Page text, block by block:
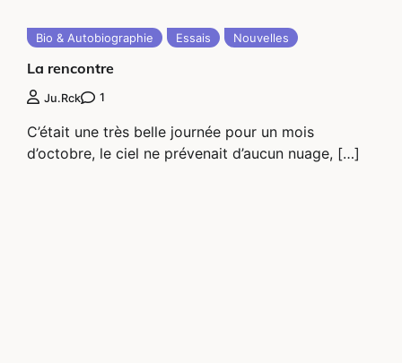
Bio & Autobiographie Essais Nouvelles
La rencontre
Ju.rck 1
C’était une très belle journée pour un mois
d’octobre, le ciel ne prévenait d’aucun nuage, […]